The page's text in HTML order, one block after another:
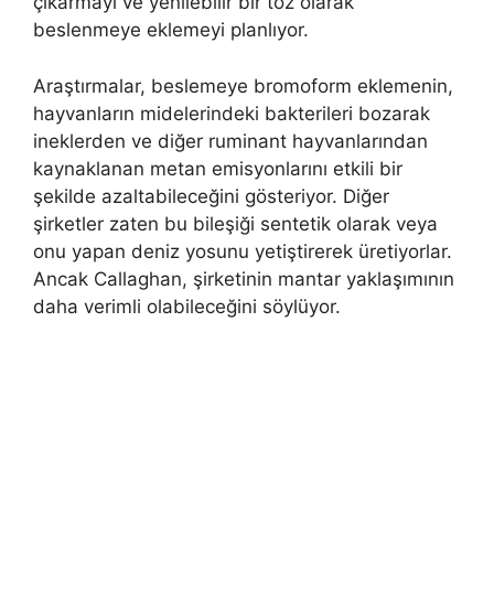
beslenmeye eklemeyi planlıyor.
Araştırmalar, beslemeye bromoform eklemenin,
hayvanların midelerindeki bakterileri bozarak
ineklerden ve diğer ruminant hayvanlarından
kaynaklanan metan emisyonlarını etkili bir
şekilde azaltabileceğini gösteriyor. Diğer
şirketler zaten bu bileşiği sentetik olarak veya
onu yapan deniz yosunu yetiştirerek üretiyorlar.
Ancak Callaghan, şirketinin mantar yaklaşımının
daha verimli olabileceğini söylüyor.